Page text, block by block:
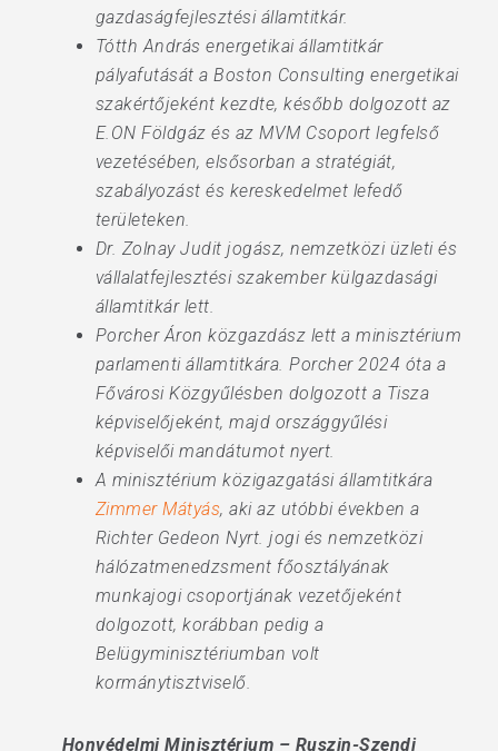
gazdaságfejlesztési államtitkár.
Tótth András energetikai államtitkár
pályafutását a Boston Consulting energetikai
szakértőjeként kezdte, később dolgozott az
E.ON Földgáz és az MVM Csoport legfelső
vezetésében, elsősorban a stratégiát,
szabályozást és kereskedelmet lefedő
területeken.
Dr. Zolnay Judit jogász, nemzetközi üzleti és
vállalatfejlesztési szakember külgazdasági
államtitkár lett.
Porcher Áron közgazdász lett a minisztérium
parlamenti államtitkára. Porcher 2024 óta a
Fővárosi Közgyűlésben dolgozott a Tisza
képviselőjeként, majd országgyűlési
képviselői mandátumot nyert.
A minisztérium közigazgatási államtitkára
Zimmer Mátyás, aki az utóbbi években a
Richter Gedeon Nyrt. jogi és nemzetközi
hálózatmenedzsment főosztályának
munkajogi csoportjának vezetőjeként
dolgozott, korábban pedig a
Belügyminisztériumban volt
kormánytisztviselő.
Honvédelmi Minisztérium – Ruszin-Szendi